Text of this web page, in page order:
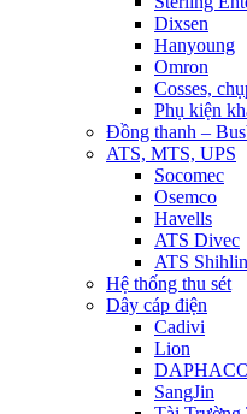
Dixsen
Hanyoung
Omron
Cosses,
Phụ kiện
Đồng thanh –
ATS, MTS, UPS
Socomec
Osemco
Havells
ATS Divec
ATS Shihlin
Hệ thống thu sét
Dây cáp điện
Cadivi
Lion
SangJin